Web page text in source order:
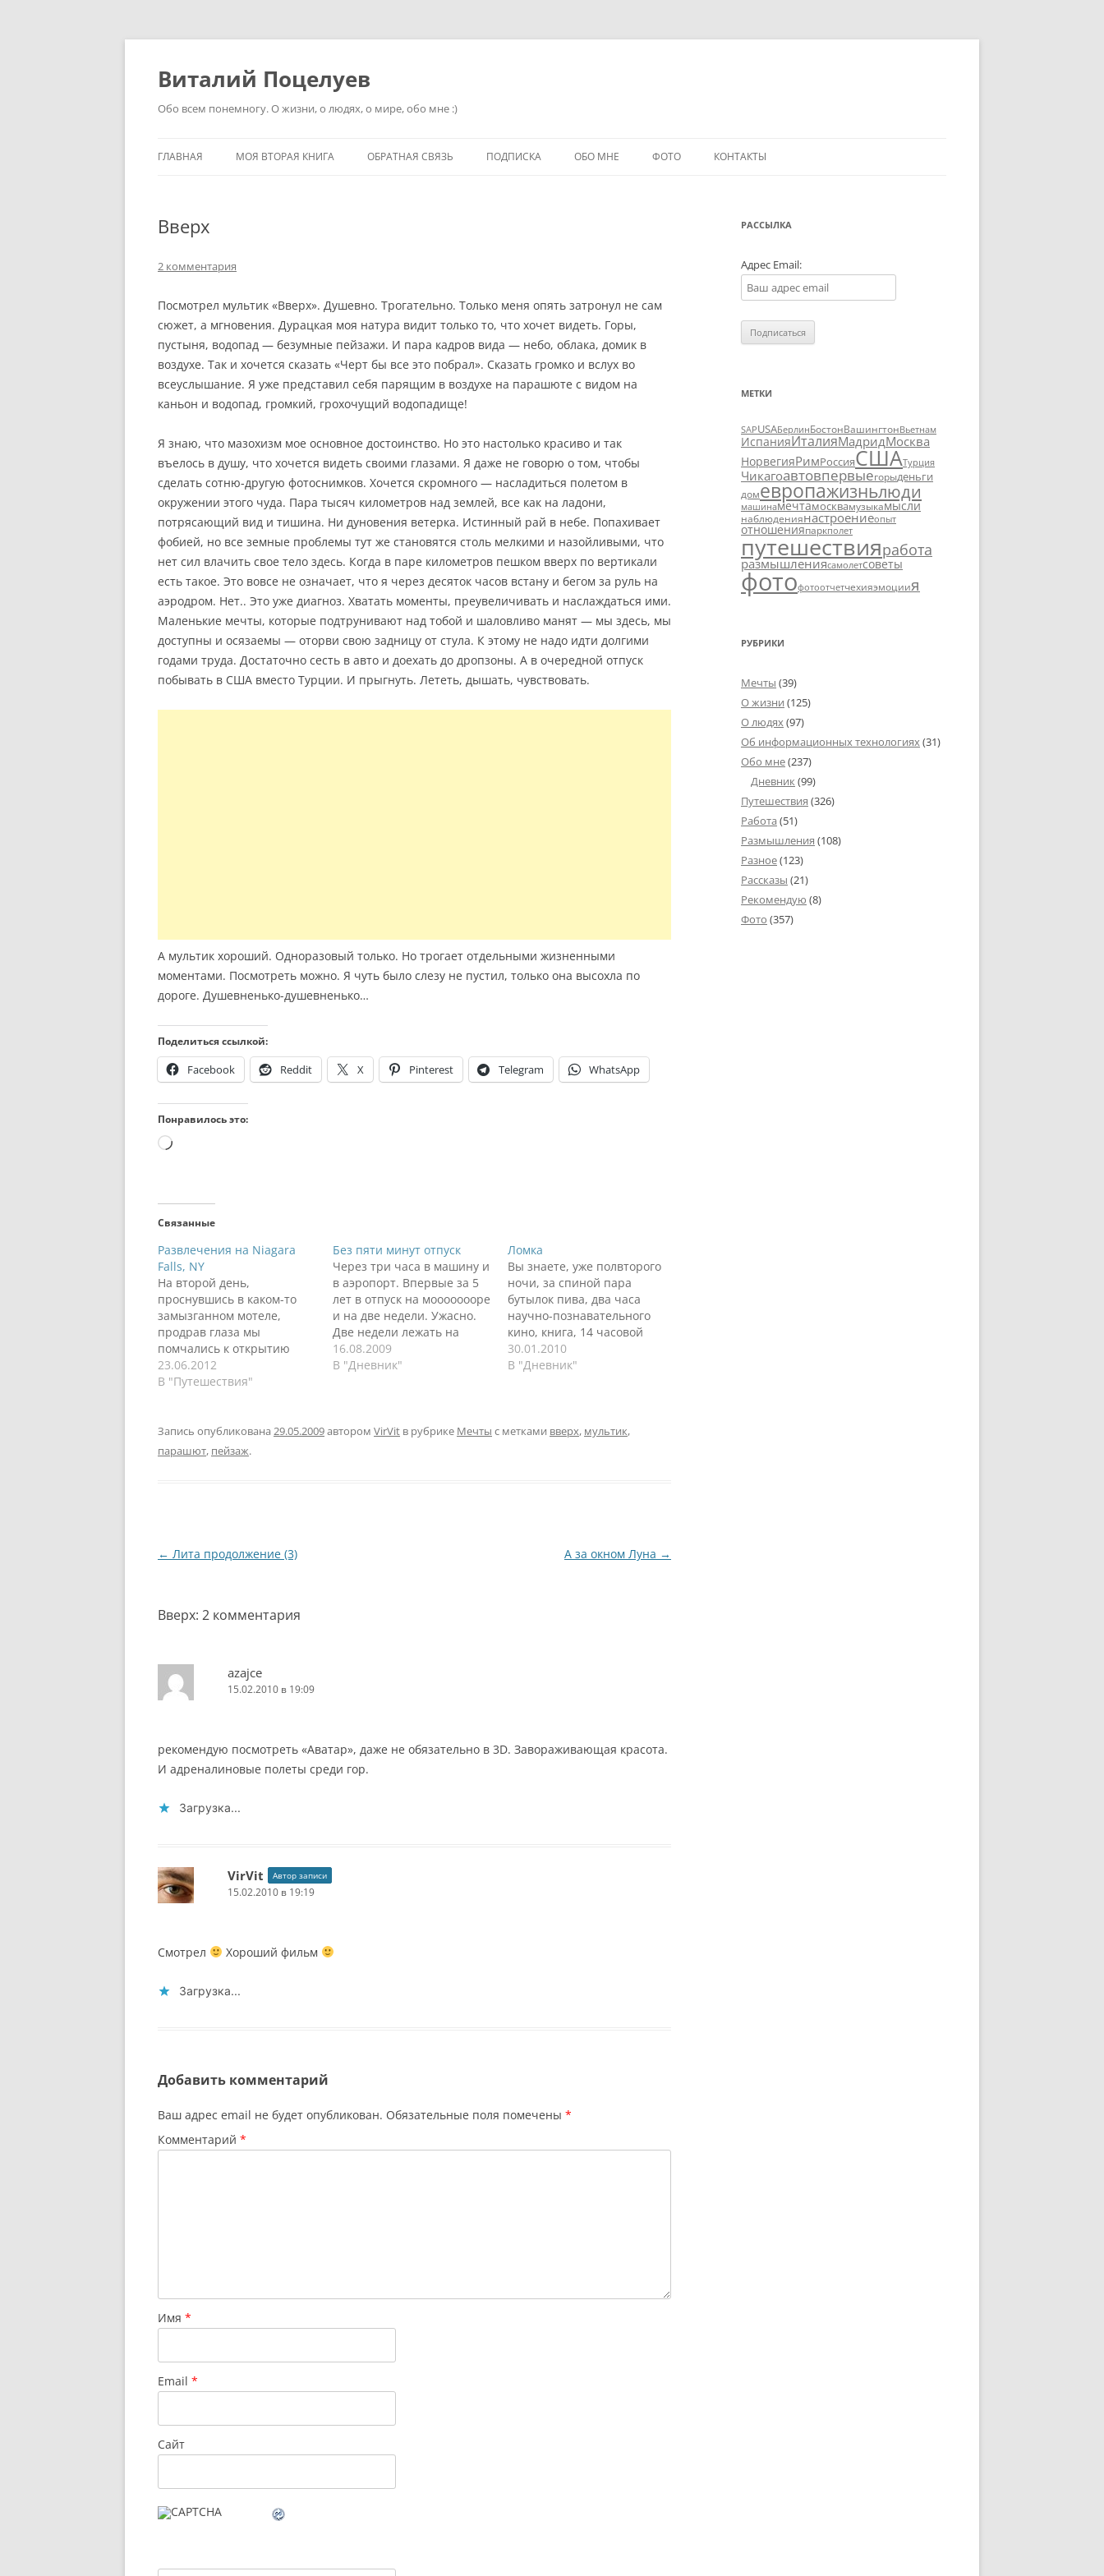
Перейти
Виталий Поцелуев
Обо всем понемногу. О жизни, о людях, о мире, обо мне :)
ГЛАВНАЯ МОЯ ВТОРАЯ КНИГА ОБРАТНАЯ СВЯЗЬ ПОДПИСКА ОБО МНЕ ФОТО КОНТАКТЫ
Вверх
2 комментария
Посмотрел мультик «Вверх». Душевно. Трогательно. Только меня опять затронул не сам
сюжет, а мгновения. Дурацкая моя натура видит только то, что хочет видеть. Горы,
пустыня, водопад — безумные пейзажи. И пара кадров вида — небо, облака, домик в
воздухе. Так и хочется сказать «Черт бы все это побрал». Сказать громко и вслух во
всеуслышание. Я уже представил себя парящим в воздухе на парашюте с видом на
каньон и водопад, громкий, грохочущий водопадище!
Я знаю, что мазохизм мое основное достоинство. Но это настолько красиво и так
въелось в душу, что хочется видеть своими глазами. Я даже не говорю о том, чтобы
сделать сотню-другую фотоснимков. Хочется скромного — насладиться полетом в
окружении этого чуда. Пара тысяч километров над землей, все как на ладони,
потрясающий вид и тишина. Ни дуновения ветерка. Истинный рай в небе. Попахивает
фобией, но все земные проблемы тут же становятся столь мелкими и назойливыми, что
нет сил влачить свое тело здесь. Когда в паре километров пешком вверх по вертикали
есть такое. Это вовсе не означает, что я через десяток часов встану и бегом за руль на
аэродром. Нет.. Это уже диагноз. Хватать моменты, преувеличивать и наслаждаться ими.
Маленькие мечты, которые подтрунивают над тобой и шаловливо манят — мы здесь, мы
доступны и осязаемы — оторви свою задницу от стула. К этому не надо идти долгими
годами труда. Достаточно сесть в авто и доехать до дропзоны. А в очередной отпуск
побывать в США вместо Турции. И прыгнуть. Лететь, дышать, чувствовать.
А мультик хороший. Одноразовый только. Но трогает отдельными жизненными
моментами. Посмотреть можно. Я чуть было слезу не пустил, только она высохла по
дороге. Душевненько-душевненько…
Поделиться ссылкой:
Facebook Reddit X Pinterest Telegram WhatsApp
Понравилось это:
Загрузка…
Связанные
Развлечения на Niagara
Falls, NY
На второй день,
проснувшись в каком-то
замызганном мотеле,
продрав глаза мы
помчались к открытию
лодочек. Это такие
лодочки, в очереди на
получаешь синий
дождевик и бросаешься в
23.06.2012
В "Путешествия"
Без пяти минут отпуск
Через три часа в машину и
в аэропорт. Впервые за 5
лет в отпуск на моооооооре
и на две недели. Ужасно.
Две недели лежать на
пляже. Не тут-то было. Уже
все распланировано.
Съездить туда, обратно,
16.08.2009
В "Дневник"
Ломка
Вы знаете, уже полвторого
ночи, за спиной пара
бутылок пива, два часа
научно-познавательного
кино, книга, 14 часовой
рабочий утро-день-вечер.
Организм хочет спать,
прочтения все той же
30.01.2010
В "Дневник"
Запись опубликована 29.05.2009автором VirVit в рубрике Мечты с метками вверх, мультик,
парашют, пейзаж.
Навигация
← Лита продолжение (3) А за окном Луна →
Вверх: 2 комментария
azajce
15.02.2010 в 19:09
рекомендую посмотреть «Аватар», даже не обязательно в 3D. Завораживающая красота.
И адреналиновые полеты среди гор.
Загрузка...
VirVit Автор записи
15.02.2010 в 19:19
Смотрел Хороший фильм
Загрузка...
Добавить комментарий
Ваш адрес email не будет опубликован. Обязательные поля помечены *
Комментарий *
Имя *
Email *
Сайт
РАССЫЛКА
Адрес Email:
МЕТКИ
SAPUSAБерлинБостонВашингтонВьетнам
ИспанияИталияМадридМосква
НорвегияРимРоссияСШАТурция
Чикагоавтовпервыегорыденьги
домевропажизньлюди
машинамечтамосквамузыкамысли
наблюдениянастроениеопыт
отношенияпаркполет
путешествияработа
размышлениясамолетсоветы
фотофотоотчетчехияэмоциия
РУБРИКИ
Мечты (39)
О жизни (125)
О людях(97)
Об информационных технологиях(31)
Обо мне(237)
Дневник(99)
Путешествия (326)
Работа (51)
Размышления (108)
Разное(123)
Рассказы (21)
Рекомендую (8)
Фото (357)